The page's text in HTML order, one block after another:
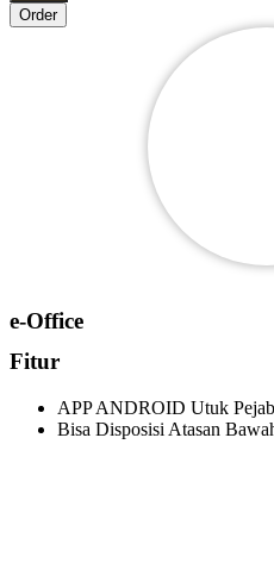
Order
e-Office
Fitur
APP ANDROID Utuk
Bisa Disposisi Atasan